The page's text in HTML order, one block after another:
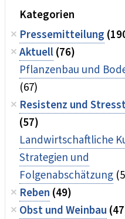
Kategorien
Pressemitteilung
Aktuell(76)
Pflanzenbau und
(67)
Resistenz und
(57)
Landwirtschaftliche
Strategien und
Folgenabschätzung
Reben (49)
Obst und Weinbau